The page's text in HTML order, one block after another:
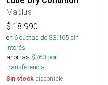
Maplus
$ 18.990
en 6cuotas de $3.165sin
interés
ahorras $760 por
transferencia.
Sin stock disponible